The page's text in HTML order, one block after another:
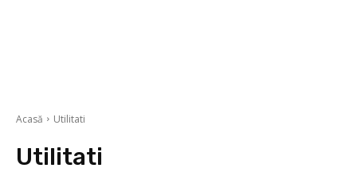
Acasă Utilitati
Utilitati